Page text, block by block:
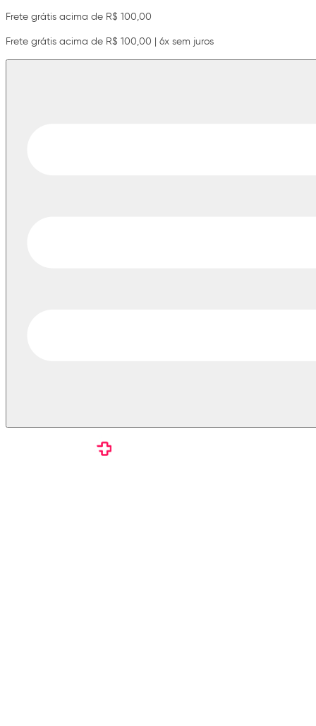
Frete grátis acima de R$ 100,00
Frete grátis acima de R$ 100,00 | 6x sem juros